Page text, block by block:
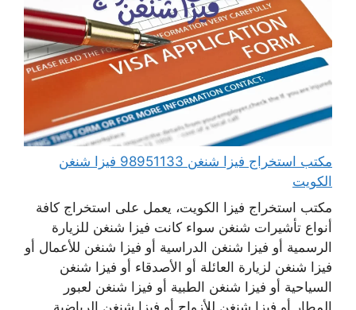
مكتب استخراج فيزا شنغن 98951133 فيزا شنغن
الكويت
مكتب استخراج فيزا الكويت، يعمل على استخراج كافة
أنواع تأشيرات شنغن سواء كانت فيزا شنغن للزيارة
الرسمية أو فيزا شنغن الدراسية أو فيزا شنغن للأعمال أو
فيزا شنغن لزيارة العائلة أو الأصدقاء أو فيزا شنغن
السياحية أو فيزا شنغن الطبية أو فيزا شنغن لعبور